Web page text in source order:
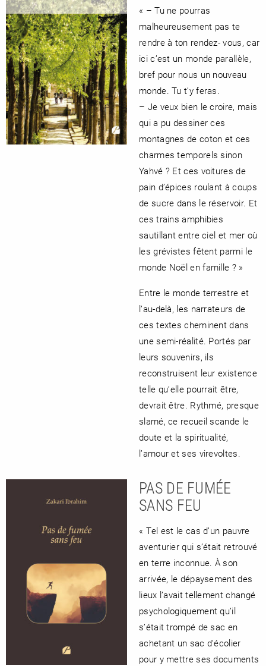
« – Tu ne pourras
malheureusement pas te
rendre à ton rendez- vous, car
ici c’est un monde parallèle,
bref pour nous un nouveau
monde. Tu t’y feras.
– Je veux bien le croire, mais
qui a pu dessiner ces
montagnes de coton et ces
charmes temporels sinon
Yahvé ? Et ces voitures de
pain d’épices roulant à coups
de sucre dans le réservoir. Et
ces trains amphibies
sautillant entre ciel et mer où
les grévistes fêtent parmi le
monde Noël en famille ? »
Entre le monde terrestre et
l’au-delà, les narrateurs de
ces textes cheminent dans
une semi-réalité. Portés par
leurs souvenirs, ils
reconstruisent leur existence
telle qu’elle pourrait être,
devrait être. Rythmé, presque
slamé, ce recueil scande le
doute et la spiritualité,
l’amour et ses virevoltes.
PAS DE FUMÉE
SANS FEU
« Tel est le cas d’un pauvre
aventurier qui s’était retrouvé
en terre inconnue. À son
arrivée, le dépaysement des
lieux l’avait tellement changé
psychologiquement qu’il
s’était trompé de sac en
achetant un sac d’écolier
pour y mettre ses documents